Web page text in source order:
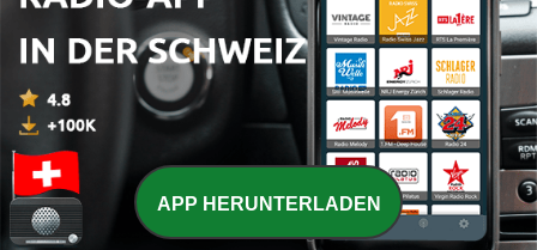
La prière que Dieu exauce -1
10 Sep. 2025
24 - Comment va ton Coeur?
31 Mai 2025
23 - L'importance du Réveil Spirituel avec Coach
Joanelsie
29 Dez. 2024
APP HERUNTERLADEN